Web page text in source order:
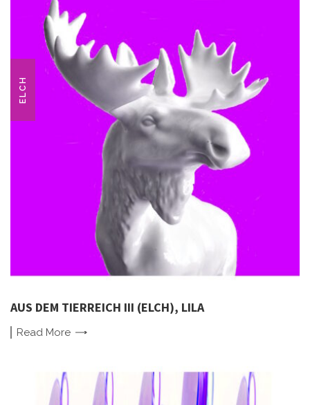
ELCH
AUS DEM TIERREICH III (ELCH), LILA
Read More